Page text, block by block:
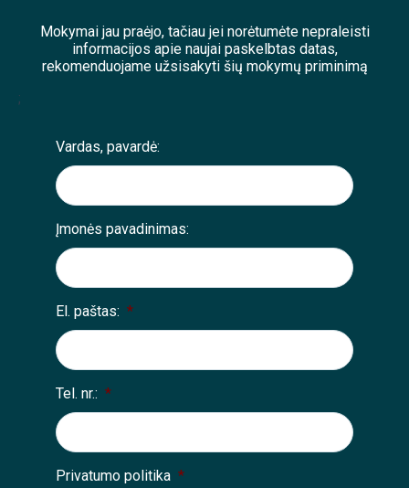
Mokymai jau praėjo, tačiau jei norėtumėte nepraleisti
informacijos apie naujai paskelbtas datas,
rekomenduojame užsisakyti šių mokymų priminimą
;
Vardas, pavardė:
Įmonės pavadinimas:
El. paštas: *
Tel. nr.: *
Privatumo politika *